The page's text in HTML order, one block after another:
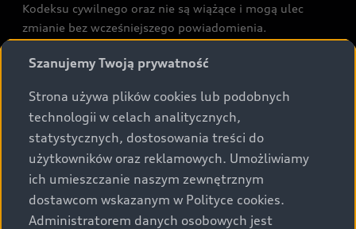
Kodeksu cywilnego oraz nie są wiążące i mogą ulec
zmianie bez wcześniejszego powiadomienia.
rozumieniu art. 5561§2 Kodeksu cywilnego oraz art.
Podane kwoty są rekomendowane i obejmują podatek
VAT (23%), chyba że inaczej zaznaczono.
Audi zastrzega sobie możliwość wprowadzenia zmian w
prezentowanych wersjach. Przedstawione detale
wyposażenia mogą różnić się od specyfikacji
Szanujemy Twoją prywatność
Strona używa plików cookies lub podobnych
technologii w celach analitycznych,
statystycznych, dostosowania treści do
użytkowników oraz reklamowych. Umożliwiamy
ich umieszczanie naszym zewnętrznym
dostawcom wskazanym w Polityce cookies.
Administratorem danych osobowych jest